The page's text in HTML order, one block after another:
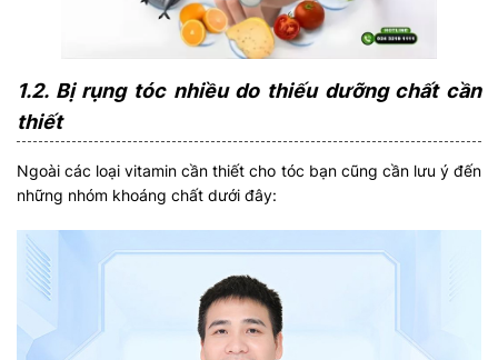
1.2. Bị rụng tóc nhiều do thiếu dưỡng chất cần
thiết
Ngoài các loại vitamin cần thiết cho tóc bạn cũng cần lưu ý đến
những nhóm khoáng chất dưới đây: